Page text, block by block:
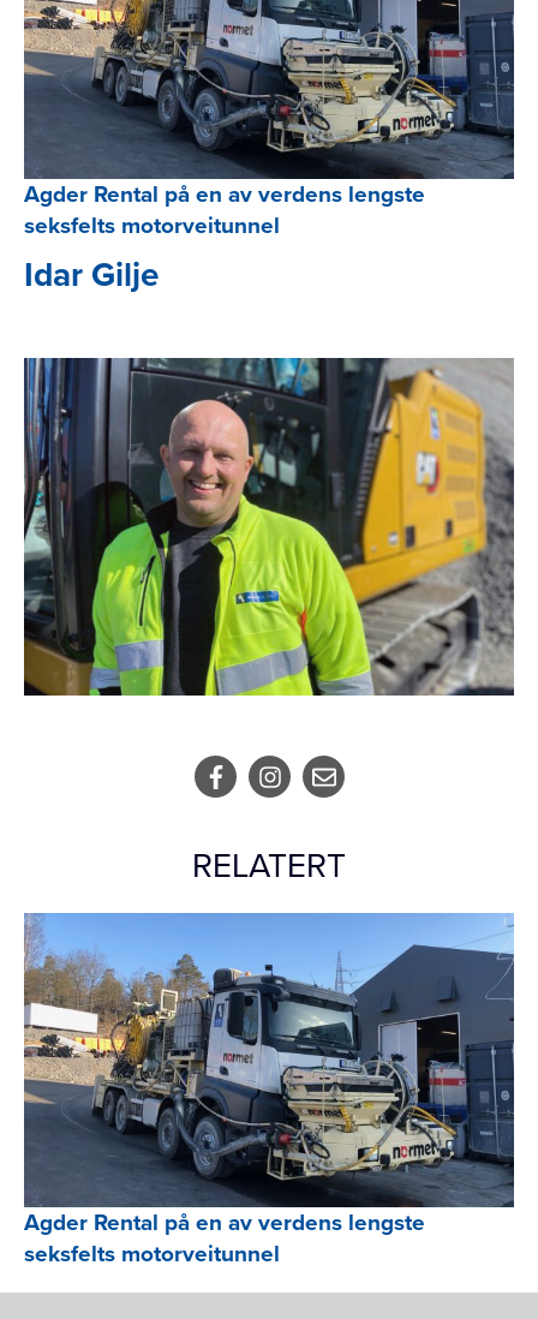
Agder Rental på en av verdens lengste
seksfelts motorveitunnel
Idar Gilje
RELATERT
Agder Rental på en av verdens lengste
seksfelts motorveitunnel